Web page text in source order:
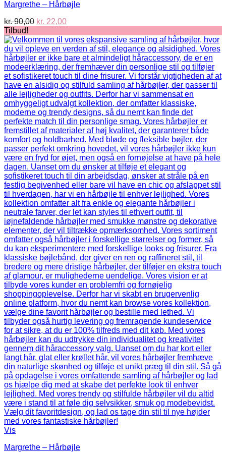
Margrethe – Hårbøjle
kr.90,00 Den
pris
var:
kr. 90,00.
kr. 22,00Den
pris
er:
kr. 22,00.
Tilbud!
Vis
Margrethe – Hårbøjle